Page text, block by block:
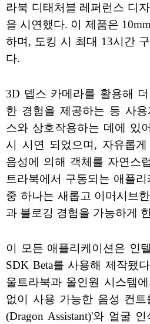
라북 디태처블 레퍼런스 디
을 시연했다. 이 제품은
하며, 도킹 시 최대 13시간
다.
3D 뎁스 카메라를 활용해
한 경험을 제공하는 등 사
스와 상호작용하는 데에 있
시 시연 되었으며, 자유롭
음성에 의해 객체를 자연스
트라북에서 구동되는 애플
중 하나는 새롭고 이머시브
과 블로깅 경험을 가능하게
이 모든 애플리케이션은 인
SDK Beta를 사용해 제작됐
울트라북과 올인원 시스템
없이 사용 가능한 음성 컨트
(Dragon Assistant)'와 얼굴